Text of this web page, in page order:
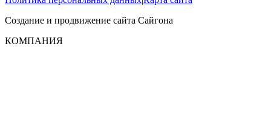
Создание и продвижение сайта Сайгона
КОМПАНИЯ